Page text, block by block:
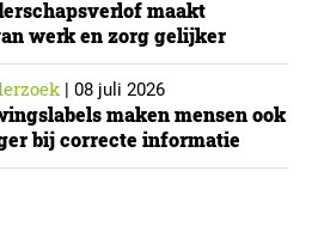
maakt
werk en zorg gelijker
| 08 juli 2026
maken mensen ook
bij correcte informatie